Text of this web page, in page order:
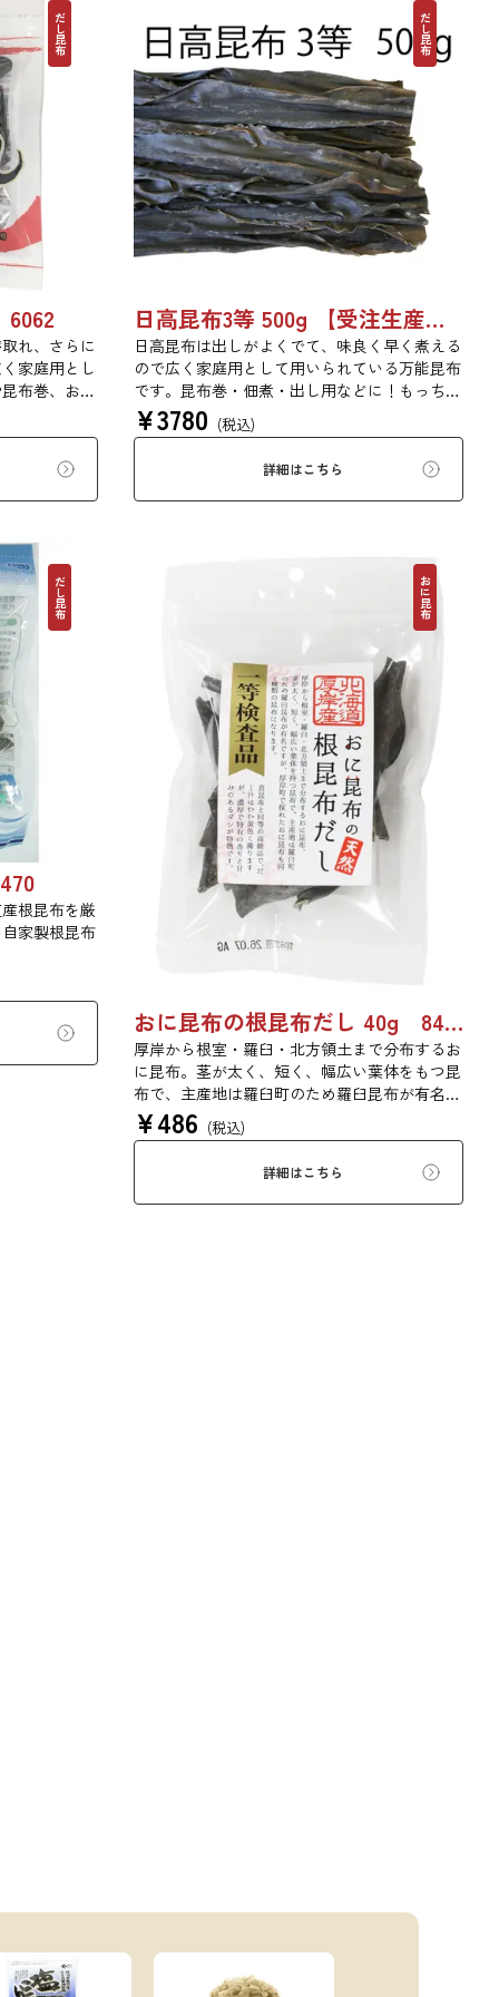
だし昆布
れ、さらに
家庭用とし
布巻、おで
だし昆布
日高昆布3等 500g 【受注生産品】03070055
日高昆布は出しがよくでて、味良く早く煮える
ので広く家庭用として用いられている万能昆布
です。昆布巻・佃煮・出し用などに！もっちり
とした旨みのある食感です。
¥3780 (税込)
詳細はこちら
だし昆布
根昆布を厳
家製根昆布
おに昆布
おに昆布の根昆布だし 40g 8487
厚岸から根室・羅臼・北方領土まで分布するお
に昆布。茎が太く、短く、幅広い葉体をもつ昆
布で、主産地は羅臼町のため羅臼昆布が有名で
すが、厚岸町で採れたおに昆布も同じ種類の昆
布です。真昆布と同等の高級品で、だし汁はや
や黄色く濁りますが、濃厚で特有の香りと甘味
のあるだしが特徴です。
¥486 (税込)
詳細はこちら